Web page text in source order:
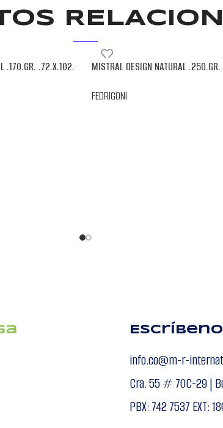
.170.GR. .72.X.102.
MISTRAL DESIGN NATURAL
FEDRIGONI
info.co@m-r-
Cra. 55 # 70C-29 |
PBX: 742 7537 EXT: